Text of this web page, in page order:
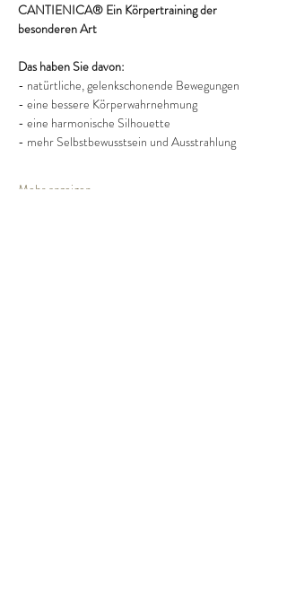
CANTIENICA® Ein Körpertraining der
besonderen Art
Das haben Sie davon:
- natürtliche, gelenkschonende Bewegungen
- eine bessere Körperwahrnehmung
- eine harmonische Silhouette
- mehr Selbstbewusstsein und Ausstrahlung
Mehr anzeigen